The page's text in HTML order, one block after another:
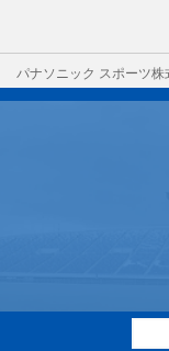
パナソニック スポーツ